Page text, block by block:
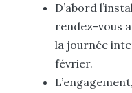
D’abord
rendez-vous
la journée
février.